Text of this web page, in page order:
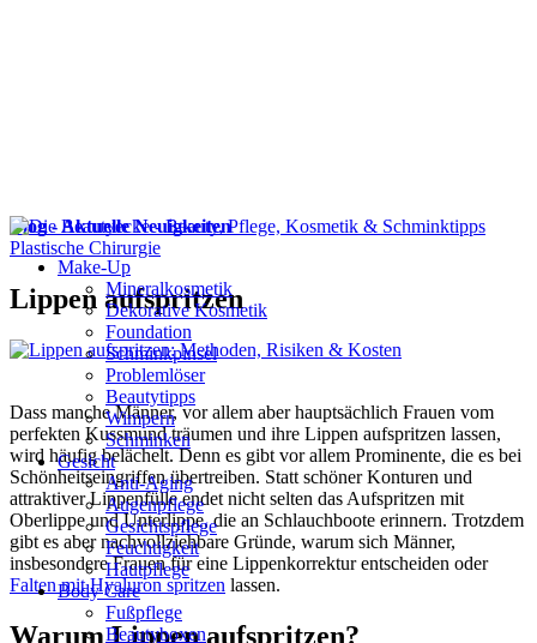
Make-Up
Mineralkosmetik
Dekorative Kosmetik
Foundation
Schminkpinsel
Problemlöser
Beautytipps
Wimpern
Schminken
Gesicht
Anti-Aging
Augenpflege
Gesichtspflege
Feuchtigkeit
Hautpflege
Body Care
Fußpflege
Beautyboxen
Blog - Aktuelle Neuigkeiten
Plastische Chirurgie
Lippen aufspritzen
Dass manche Männer, vor allem aber hauptsächlich Frauen vom
perfekten Kussmund träumen und ihre Lippen aufspritzen lassen,
wird häufig belächelt. Denn es gibt vor allem Prominente, die es bei
Schönheitseingriffen übertreiben. Statt schöner Konturen und
attraktiver Lippenfülle endet nicht selten das Aufspritzen mit
Oberlippe und Unterlippe, die an Schlauchboote erinnern. Trotzdem
gibt es aber nachvollziehbare Gründe, warum sich Männer,
insbesondere Frauen für eine Lippenkorrektur entscheiden oder
Falten mit Hyaluron spritzen lassen.
Warum Lippen aufspritzen?